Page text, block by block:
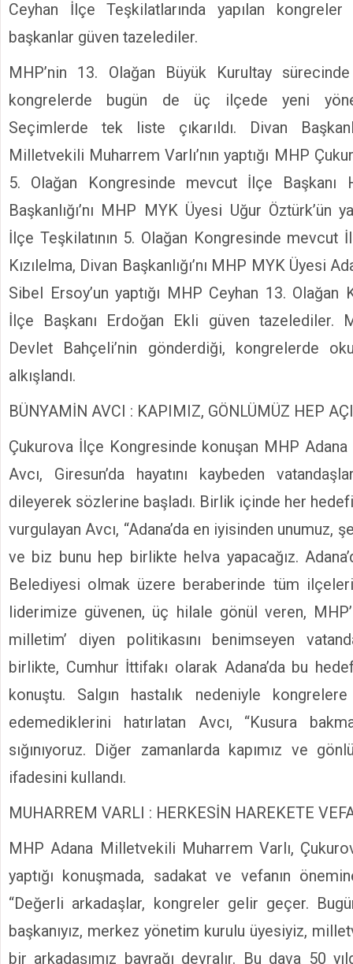
Ceyhan İlçe Teşkilatlarında yapılan
başkanlar güven tazelediler.
MHP’nin 13. Olağan Büyük Kurultay
kongrelerde bugün de üç ilçede yeni
Seçimlerde tek liste çıkarıldı. Divan
Milletvekili Muharrem Varlı’nın yaptığı MHP
5. Olağan Kongresinde mevcut İlçe Başkanı
Başkanlığı’nı MHP MYK Üyesi Uğur Öztürk’ün
İlçe Teşkilatının 5. Olağan Kongresinde mevcut
Kızılelma, Divan Başkanlığı’nı MHP MYK Üyesi
Sibel Ersoy’un yaptığı MHP Ceyhan 13.
İlçe Başkanı Erdoğan Ekli güven tazelediler.
Devlet Bahçeli’nin gönderdiği, kongrelerde
alkışlandı.
BÜNYAMİN AVCI : KAPIMIZ, GÖNLÜMÜZ HEP
Çukurova İlçe Kongresinde konuşan MHP Adana
Avcı, Giresun’da hayatını kaybeden
dileyerek sözlerine başladı. Birlik içinde her
vurgulayan Avcı, “Adana’da en iyisinden unumuz,
ve biz bunu hep birlikte helva yapacağız.
Belediyesi olmak üzere beraberinde tüm
liderimize güvenen, üç hilale gönül veren,
milletim’ diyen politikasını benimseyen
birlikte, Cumhur İttifakı olarak Adana’da bu
konuştu. Salgın hastalık nedeniyle
edemediklerini hatırlatan Avcı, “Kusura
sığınıyoruz. Diğer zamanlarda kapımız ve
ifadesini kullandı.
MUHARREM VARLI : HERKESİN HAREKETE
MHP Adana Milletvekili Muharrem Varlı,
yaptığı konuşmada, sadakat ve vefanın
“Değerli arkadaşlar, kongreler gelir geçer.
başkanıyız, merkez yönetim kurulu üyesiyiz,
bir arkadaşımız bayrağı devralır. Bu dava 50